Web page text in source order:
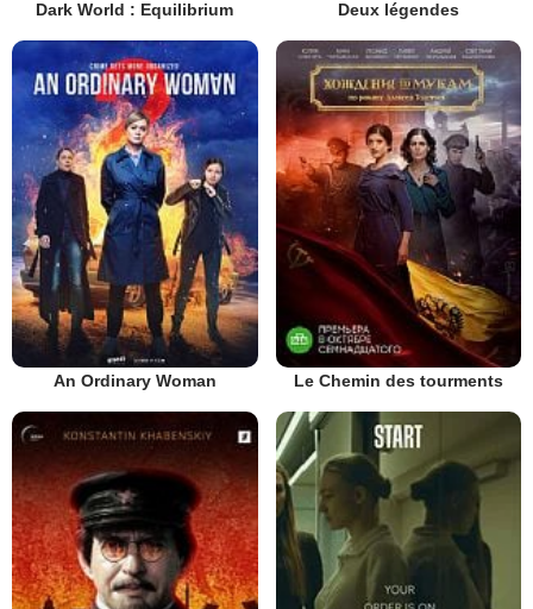
Dark World : Equilibrium Deux légendes
An Ordinary Woman Le Chemin des tourments